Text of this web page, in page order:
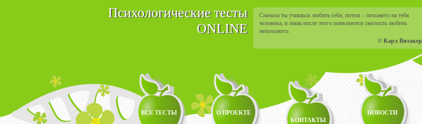
Психологические тесты
ONLINE
Сначала ты учишься любить себя, потом – похожего на тебя
человека, и лишь после этого появляются смелость любить
непохожего.
© Карл Витакер
ВСЕ ТЕСТЫ
О ПРОЕКТЕ
КОНТАКТЫ
НОВОСТИ